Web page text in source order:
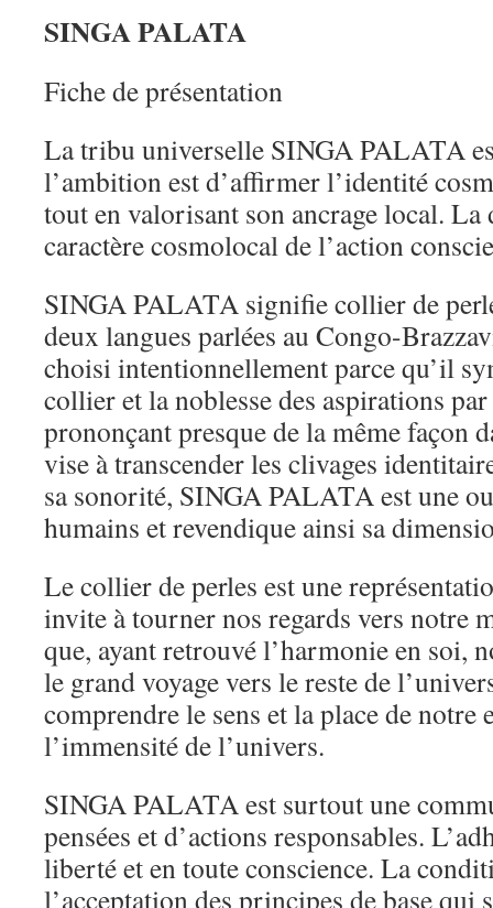
SINGA PALATA
Fiche de présentation
La tribu universelle SINGA PALATA
l’ambition est d’affirmer l’identité
tout en valorisant son ancrage local. La
caractère cosmolocal de l’action
SINGA PALATA signifie collier de
deux langues parlées au Congo-
choisi intentionnellement parce qu’il
collier et la noblesse des aspirations par
prononçant presque de la même façon
vise à transcender les clivages
sa sonorité, SINGA PALATA est une
humains et revendique ainsi sa
Le collier de perles est une
invite à tourner nos regards vers notre
que, ayant retrouvé l’harmonie en soi,
le grand voyage vers le reste de
comprendre le sens et la place de notre
l’immensité de l’univers.
SINGA PALATA est surtout une
pensées et d’actions responsables.
liberté et en toute conscience. La
l’acceptation des principes de base qui